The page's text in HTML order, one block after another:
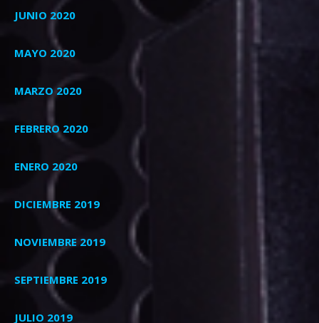
JUNIO 2020
MAYO 2020
MARZO 2020
FEBRERO 2020
ENERO 2020
DICIEMBRE 2019
NOVIEMBRE 2019
SEPTIEMBRE 2019
JULIO 2019